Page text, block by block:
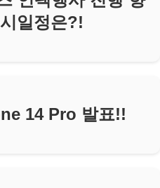
일정은?!
14 Pro 발표!!